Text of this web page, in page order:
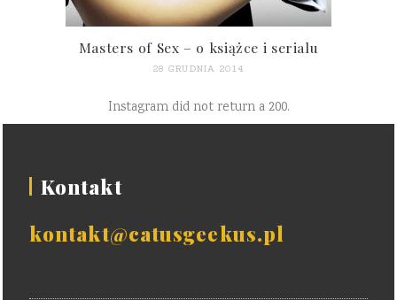
Masters of Sex – o książce i serialu
28 GRUDNIA 2014
Instagram did not return a 200.
Kontakt
kontakt@catusgeekus.pl